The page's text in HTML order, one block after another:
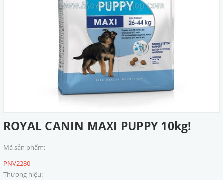
ROYAL CANIN MAXI PUPPY 10kg!
Mã sản phẩm:
PNV2280
Thương hiệu: